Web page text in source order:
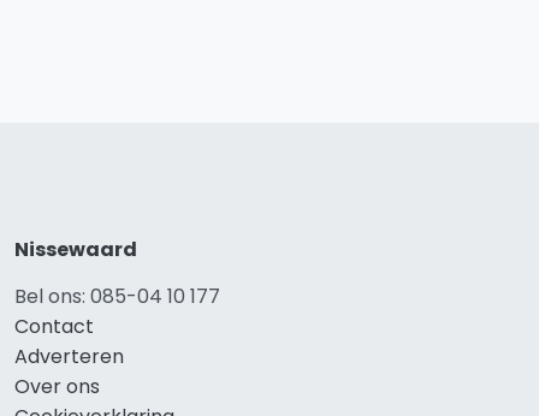
Nissewaard
Bel ons: 085-04 10 177
Contact
Adverteren
Over ons